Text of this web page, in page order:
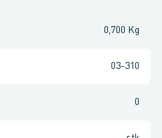
0,700 Kg
03-310
0